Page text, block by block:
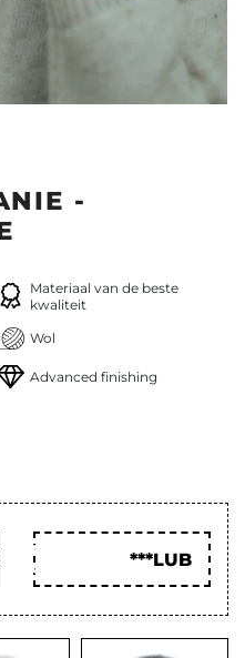
-
Materiaal van de beste
kwaliteit
Wol
Advanced finishing
KRIJG
CODE
***LUB